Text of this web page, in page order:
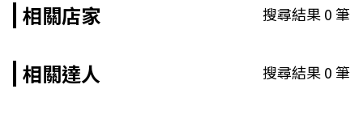
相關店家 搜尋結果0筆
相關達人 搜尋結果0筆